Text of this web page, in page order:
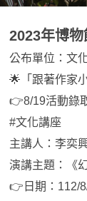
2023年博
公布單位：文
🌟「跟著作家
👉8/19活動錄
#文化講座
主講人：李奕
演講主題：《
👉日期：112/